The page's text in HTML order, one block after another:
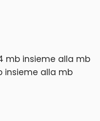
mb insieme alla mb
insieme alla mb